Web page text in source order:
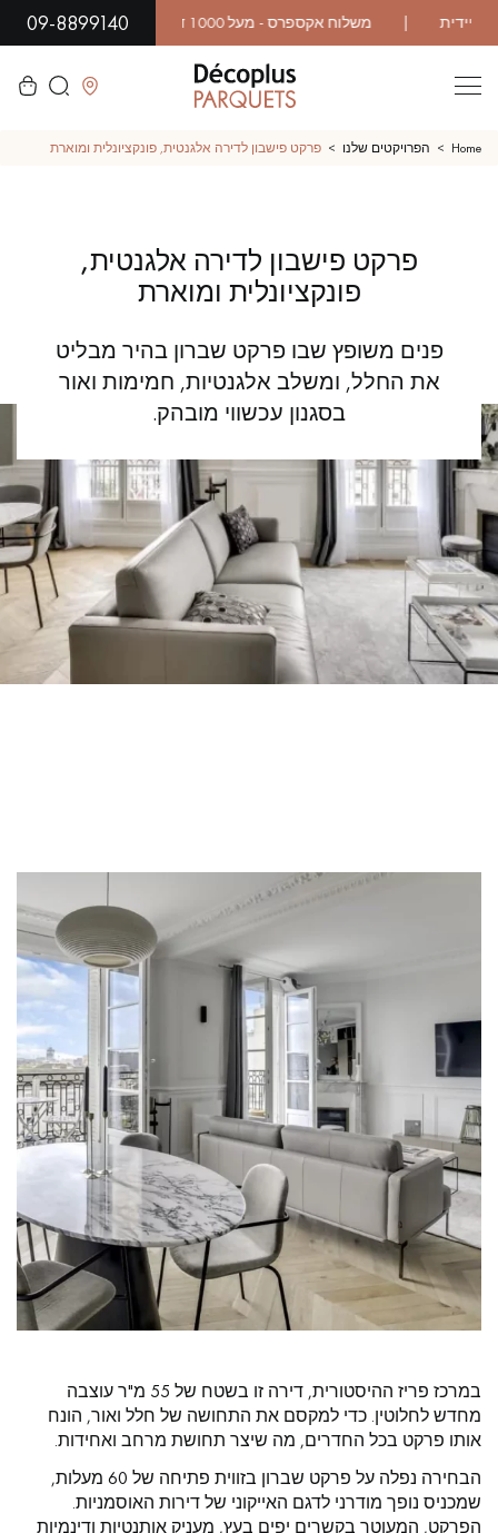
09-8899140
לסגור
פרקט גושני פרקט רב שכבתי
פרקט עץ אקזוטי פרקט לכה
פרקט מיושן פרקט עץ אלון מעושן
פרקט לוחות רחבים פרקט עץ אלון
?יש לכם פרויקט חדש
המומחים שלנו עומדים לרשותכם כדי להדריך אותכם
שלב אחר שלב בבחירה ובהתקנה של הפרקט שלכם.
קבל שיחה חוזרת מיועץ של דקופלוס פרקטים.
קבעו פגישה מותאמת אישית.
קבלו הצעת מחיר בחינם!
Home הפרויקטים שלנו פרקט פישבון לדירה אלגנטית, פונקציונלית ומוארת
פרקט פישבון לדירה אלגנטית,
פונקציונלית ומוארת
פנים משופץ שבו פרקט שברון בהיר מבליט
את החלל, ומשלב אלגנטיות, חמימות ואור
בסגנון עכשווי מובהק.
במרכז פריז ההיסטורית, דירה זו בשטח של 55 מ"ר עוצבה
מחדש לחלוטין. כדי למקסם את התחושה של חלל ואור, הונח
אותו פרקט בכל החדרים, מה שיצר תחושת מרחב ואחידות.
הבחירה נפלה על פרקט שברון בזווית פתיחה של 60 מעלות,
שמכניס נופך מודרני לדגם האייקוני של דירות האוסמניות.
הפרקט, המעוטר בקשרים יפים בעץ, מעניק אותנטיות ודינמיות